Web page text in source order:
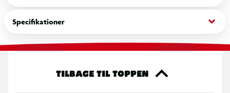
under spillet. Bolden er lavet af et robust materiale. som kan
modstå intens brug. samtidig med at den bevarer sin form og
funktion over tid. Den er let at kaste og fange. hvilket gør den
velegnet til både fritid og organiserede sportsaktiviteter.
Stikbold Ø15 cm en fantastisk spilleoplevelse.
Specifikationer keyboard_arrow_down
TILBAGE TIL TOPPEN